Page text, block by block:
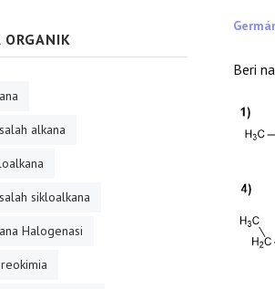
Beri
ORGANIK
alkana
sikloalkana
Halogenasi